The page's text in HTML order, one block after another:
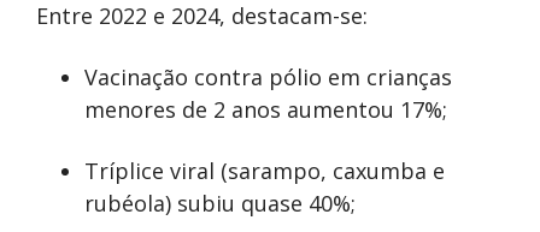
Entre 2022 e 2024, destacam-se:
Vacinação contra pólio em crianças
menores de 2 anos aumentou 17%;
Tríplice viral (sarampo, caxumba e
rubéola) subiu quase 40%;